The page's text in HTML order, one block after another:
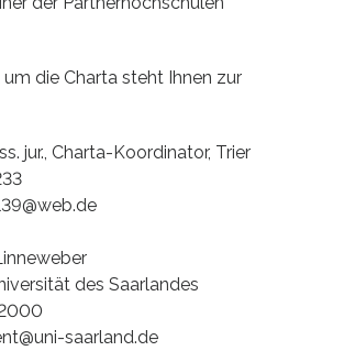
um die Charta steht Ihnen zur
jur., Charta-Koordinator, Trier
des Saarlandes
saarland.de